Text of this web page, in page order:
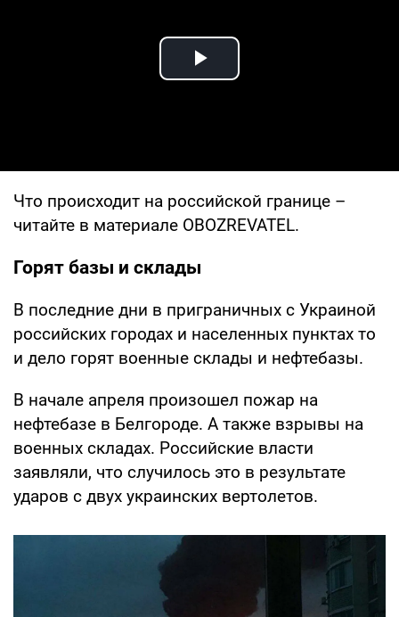
Play Video
Что происходит на российской границе –
читайте в материале OBOZREVATEL.
Горят базы и склады
В последние дни в приграничных с Украиной
российских городах и населенных пунктах то
и дело горят военные склады и нефтебазы.
В начале апреля произошел пожар на
нефтебазе в Белгороде. А также взрывы на
военных складах. Российские власти
заявляли, что случилось это в результате
ударов с двух украинских вертолетов.